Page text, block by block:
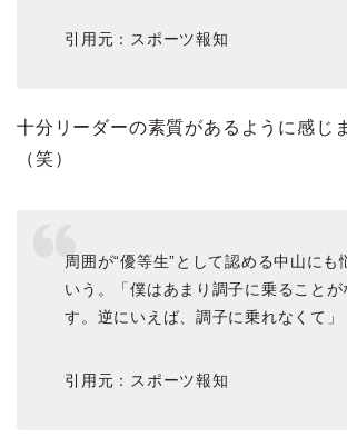
引用元：スポーツ報知
十分リーダーの素質があるように感じ
（笑）
周囲が“優等生”として認める中山にも
いう。「僕はあまり調子に乗ること
す。逆にいえば、調子に乗れなくて」
引用元：スポーツ報知